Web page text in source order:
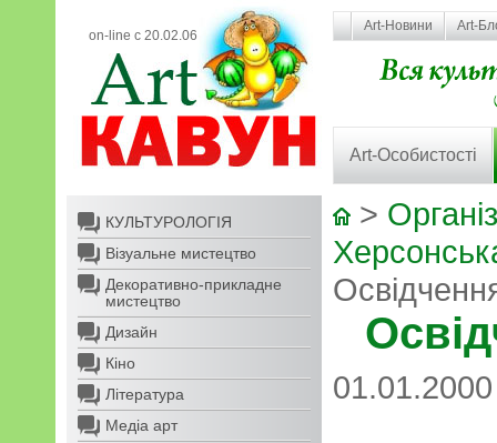
on-line с 20.02.06
Art-Новини Art-
Art-Особистості
КУЛЬТУРОЛОГІЯ
Візуальне мистецтво
Декоративно-прикладне
мистецтво
Дизайн
Кіно
Література
Медіа арт
>
01.01.2000